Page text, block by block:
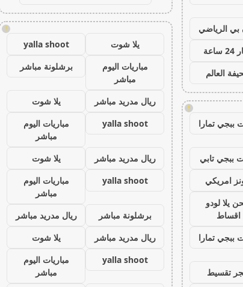
بي الرياضي
العالم
!
ببجي تمارا
ببجي تابي
امريكي
يلا لودو
اقساط
ببجي تمارا
تقسيط
!
يلا شوت
yalla shoot
مباريات اليوم
مباشر
برشلونة مباشر
ريال مدريد مباشر
يلا شوت
yalla shoot
مباريات اليوم
مباشر
ريال مدريد مباشر
يلا شوت
yalla shoot
مباريات اليوم
مباشر
برشلونة مباشر
ريال مدريد مباشر
ريال مدريد مباشر
يلا شوت
yalla shoot
مباريات اليوم
مباشر